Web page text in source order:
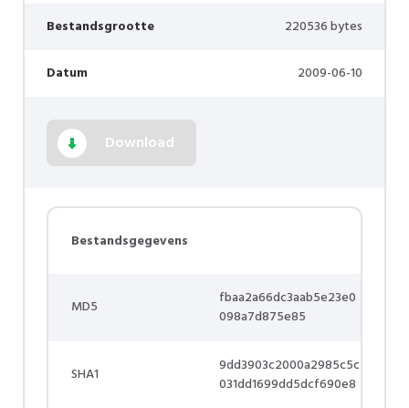
Bestandsgrootte 220536 bytes
Datum 2009-06-10
Download
Bestandsgegevens
MD5
fbaa2a66dc3aab5e23e0
098a7d875e85
SHA1
9dd3903c2000a2985c5c
031dd1699dd5dcf690e8